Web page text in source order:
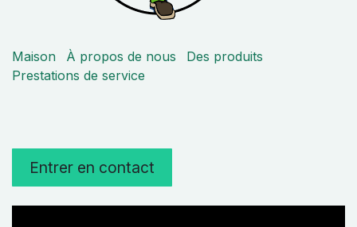
Maison À propos de nous
Des produits
Prestations de service
Entrer en contact